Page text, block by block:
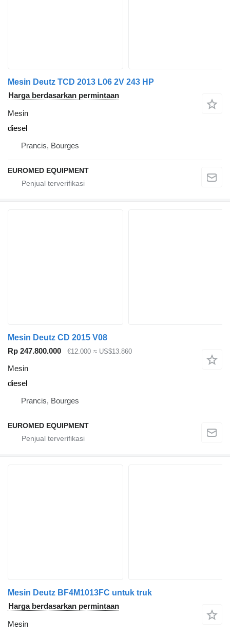
Mesin Deutz TCD 2013 L06 2V 243 HP
Harga berdasarkan permintaan
Mesin
diesel
Prancis, Bourges
EUROMED EQUIPMENT
Mesin Deutz CD 2015 V08
Rp 247.800.000
€12.000 ≈ US$13.860
Mesin
diesel
Prancis, Bourges
EUROMED EQUIPMENT
Mesin Deutz BF4M1013FC untuk truk
Harga berdasarkan permintaan
Mesin